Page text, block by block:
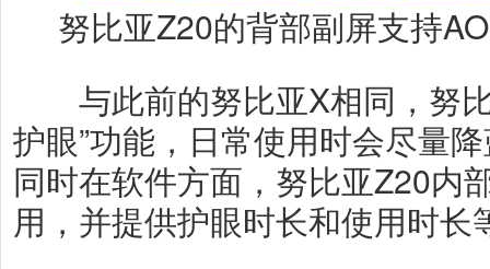
努比亚Z20的背部副屏支持
与此前的努比亚X相同，努比
护眼”功能，日常使用时会尽量
同时在软件方面，努比亚Z20内
用，并提供护眼时长和使用时长